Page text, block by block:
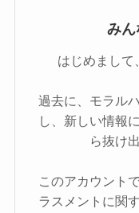
みん
はじめまして
過去に、モラル
し、新しい情報
ら抜け
このアカウント
ラスメントに関